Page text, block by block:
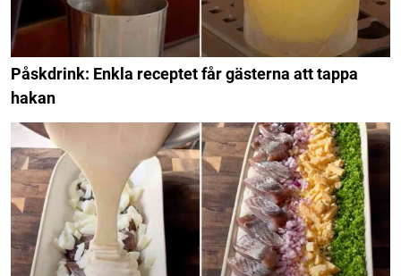
Påskdrink: Enkla receptet får gästerna att tappa
hakan